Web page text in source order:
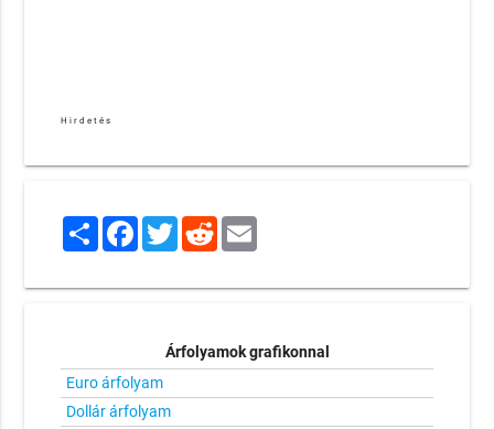
Hirdetés
ShareFacebook
TwitterRedditEmail
Árfolyamok grafikonnal
Euro árfolyam
Dollár árfolyam